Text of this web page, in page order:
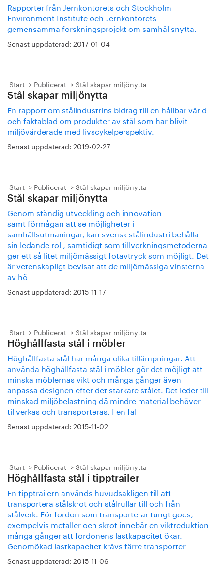
Rapporter från Jernkontorets och Stockholm
Environment Institute och Jernkontorets
gemensamma forskningsprojekt om samhällsnytta.
Senast uppdaterad: 2017-01-04
Start Publicerat Stål skapar miljönytta
Stål skapar miljönytta
En rapport om stålindustrins bidrag till en hållbar värld
och faktablad om produkter av stål som har blivit
miljövärderade med livscykelperspektiv.
Senast uppdaterad: 2019-02-27
Start Publicerat Stål skapar miljönytta
Stål skapar miljönytta
Genom ständig utveckling och innovation
samt förmågan att se möjligheter i
samhällsutmaningar, kan svensk stålindustri behålla
sin ledande roll, samtidigt som tillverkningsmetoderna
ger ett så litet miljömässigt fotavtryck som möjligt. Det
är vetenskapligt bevisat att de miljömässiga vinsterna
av hö
Senast uppdaterad: 2015-11-17
Start Publicerat Stål skapar miljönytta
Höghållfasta stål i möbler
Höghållfasta stål har många olika tillämpningar. Att
använda höghållfasta stål i möbler gör det möjligt att
minska möblernas vikt och många gånger även
anpassa designen efter det starkare stålet. Det leder till
minskad miljöbelastning då mindre material behöver
tillverkas och transporteras. I en fal
Senast uppdaterad: 2015-11-02
Start Publicerat Stål skapar miljönytta
Höghållfasta stål i tipptrailer
En tipptrailern används huvudsakligen till att
transportera stålskrot och stålrullar till och från
stålverk. För fordon som transporterar tungt gods,
exempelvis metaller och skrot innebär en viktreduktion
många gånger att fordonens lastkapacitet ökar.
Genomökad lastkapacitet krävs färre transporter
Senast uppdaterad: 2015-11-06